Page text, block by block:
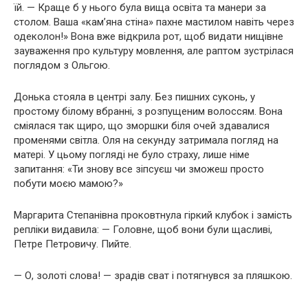
їй. — Краще б у нього була вища освіта та манери за
столом. Ваша «кам’яна стіна» пахне мастилом навіть через
одеколон!» Вона вже відкрила рот, щоб видати нищівне
зауваження про культуру мовлення, але раптом зустрілася
поглядом з Ольгою.
Донька стояла в центрі залу. Без пишних суконь, у
простому білому вбранні, з розпущеним волоссям. Вона
сміялася так щиро, що зморшки біля очей здавалися
променями світла. Оля на секунду затримала погляд на
матері. У цьому погляді не було страху, лише німе
запитання: «Ти знову все зіпсуєш чи зможеш просто
побути моєю мамою?»
Маргарита Степанівна проковтнула гіркий клубок і замість
репліки видавила: — Головне, щоб вони були щасливі,
Петре Петровичу. Пийте.
— О, золоті слова! — зрадів сват і потягнувся за пляшкою.